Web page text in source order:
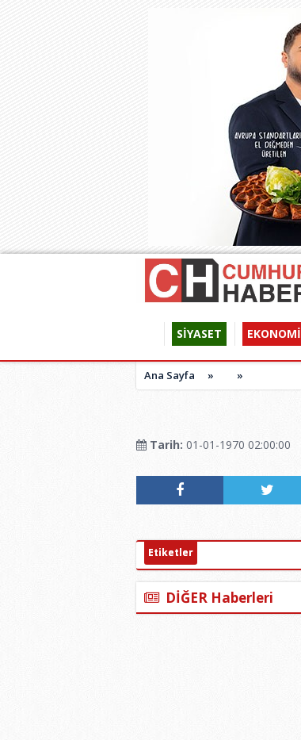
SİYASET EKONOMİ
Ana Sayfa » »
Tarih: 01-01-1970 02:00:00
Etiketler
DİĞER Haberleri